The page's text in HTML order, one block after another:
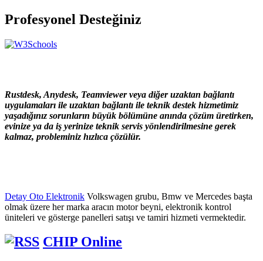
Profesyonel Desteğiniz
Rustdesk, Anydesk, Teamviewer veya diğer uzaktan bağlantı
uygulamaları ile uzaktan bağlantı ile teknik destek hizmetimiz
yaşadığınız sorunların büyük bölümüne anında çözüm üretirken,
evinize ya da iş yerinize teknik servis yönlendirilmesine gerek
kalmaz, probleminiz hızlıca çözülür.
Detay Oto Elektronik Volkswagen grubu, Bmw ve Mercedes başta
olmak üzere her marka aracın motor beyni, elektronik kontrol
üniteleri ve gösterge panelleri satışı ve tamiri hizmeti vermektedir.
CHIP Online